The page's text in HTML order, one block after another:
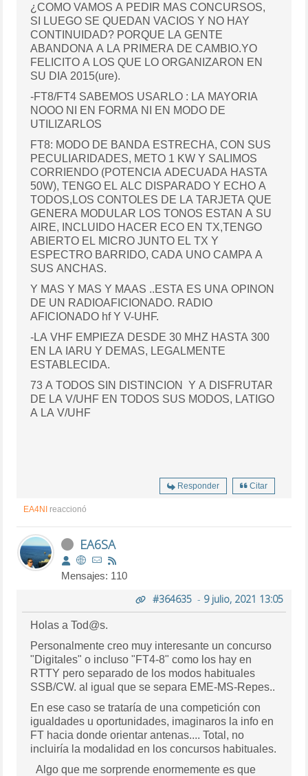
¿COMO VAMOS A PEDIR MAS CONCURSOS,
SI LUEGO SE QUEDAN VACIOS Y NO HAY
CONTINUIDAD? PORQUE LA GENTE
ABANDONA A LA PRIMERA DE CAMBIO.YO
FELICITO A LOS QUE LO ORGANIZARON EN
SU DIA 2015(ure).
-FT8/FT4 SABEMOS USARLO : LA MAYORIA
NOOO NI EN FORMA NI EN MODO DE
UTILIZARLOS
FT8: MODO DE BANDA ESTRECHA, CON SUS
PECULIARIDADES, METO 1 KW Y SALIMOS
CORRIENDO (POTENCIA ADECUADA HASTA
50W), TENGO EL ALC DISPARADO Y ECHO A
TODOS,LOS CONTOLES DE LA TARJETA QUE
GENERA MODULAR LOS TONOS ESTAN A SU
AIRE, INCLUIDO HACER ECO EN TX,TENGO
ABIERTO EL MICRO JUNTO EL TX Y
ESPECTRO BARRIDO, CADA UNO CAMPA A
SUS ANCHAS.
Y MAS Y MAS Y MAAS ..ESTA ES UNA OPINON
DE UN RADIOAFICIONADO. RADIO
AFICIONADO hf Y V-UHF.
-LA VHF EMPIEZA DESDE 30 MHZ HASTA 300
EN LA IARU Y DEMAS, LEGALMENTE
ESTABLECIDA.
73 A TODOS SIN DISTINCION Y A DISFRUTAR
DE LA V/UHF EN TODOS SUS MODOS, LATIGO
A LA V/UHF
Responder Citar
EA4NI reaccionó
EA6SA
Mensajes: 110
#364635- 9 julio, 2021 13:05
Holas a Tod@s.
Personalmente creo muy interesante un concurso
"Digitales" o incluso "FT4-8" como los hay en
RTTY pero separado de los modos habituales
SSB/CW. al igual que se separa EME-MS-Repes..
En ese caso se trataría de una competición con
igualdades u oportunidades, imaginaros la info en
FT hacia donde orientar antenas.... Total, no
incluiría la modalidad en los concursos habituales.
Algo que me sorprende enormemente es que